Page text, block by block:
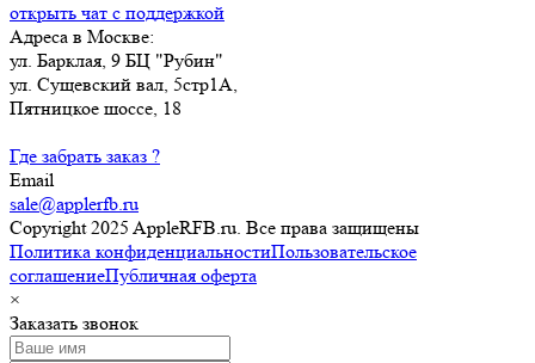
открыть чат с поддержкой
Адреса в Москве:
ул. Барклая, 9 БЦ "Рубин"
ул. Сущевский вал, 5стр1А,
Пятницкое шоссе, 18
Где забрать заказ ?
Email
sale@applerfb.ru
Copyright 2025 AppleRFB.ru. Все права защищены
Политика конфиденциальностиПользовательское
соглашениеПубличная оферта
×
Заказать звонок